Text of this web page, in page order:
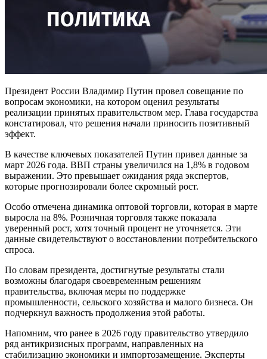
Президент России Владимир Путин провел совещание по
вопросам экономики, на котором оценил результаты
реализации принятых правительством мер. Глава государства
констатировал, что решения начали приносить позитивный
эффект.
В качестве ключевых показателей Путин привел данные за
март 2026 года. ВВП страны увеличился на 1,8% в годовом
выражении. Это превышает ожидания ряда экспертов,
которые прогнозировали более скромный рост.
Особо отмечена динамика оптовой торговли, которая в марте
выросла на 8%. Розничная торговля также показала
уверенный рост, хотя точный процент не уточняется. Эти
данные свидетельствуют о восстановлении потребительского
спроса.
По словам президента, достигнутые результаты стали
возможны благодаря своевременным решениям
правительства, включая меры по поддержке
промышленности, сельского хозяйства и малого бизнеса. Он
подчеркнул важность продолжения этой работы.
Напомним, что ранее в 2026 году правительство утвердило
ряд антикризисных программ, направленных на
стабилизацию экономики и импортозамещение. Эксперты